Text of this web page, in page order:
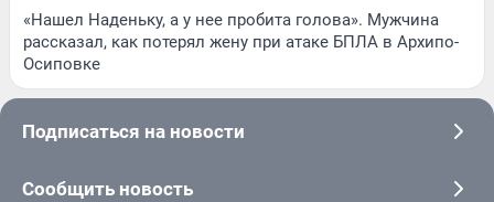
«Нашел Наденьку, а у нее пробита голова». Мужчина
рассказал, как потерял жену при атаке БПЛА в Архипо-
Осиповке
Подписаться на новости
Сообщить новость